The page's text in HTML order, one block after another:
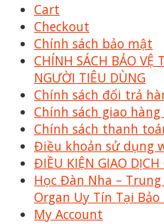
Cart
Checkout
Chính sách bảo mật
CHÍNH SÁCH BẢO VỆ
NGƯỜI TIÊU DÙNG
Chính sách đổi trả
Chính sách giao
Chính sách thanh
Điều khoản sử dụng
ĐIỀU KIỆN GIAO DỊCH
Học Đàn Nha –
Organ Uy Tín Tại Bảo
My Account